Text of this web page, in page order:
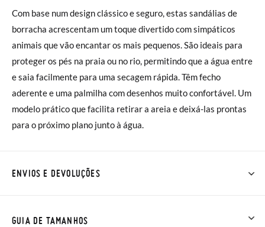
Com base num design clássico e seguro, estas sandálias de
borracha acrescentam um toque divertido com simpáticos
animais que vão encantar os mais pequenos. São ideais para
proteger os pés na praia ou no rio, permitindo que a água entre
e saia facilmente para uma secagem rápida. Têm fecho
aderente e uma palmilha com desenhos muito confortável. Um
modelo prático que facilita retirar a areia e deixá-las prontas
para o próximo plano junto à água.
ENVIOS E DEVOLUÇÕES
30 € ou com entrega em loja, na modalidade de envio normal (
GUIA DE TAMANHOS